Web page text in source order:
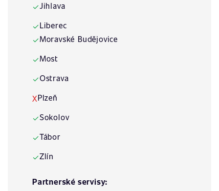
✓Jihlava
✓Liberec
✓Moravské Budějovice
✓Most
✓Ostrava
XPlzeň
✓Sokolov
✓Tábor
✓Zlín
Partnerské servisy: